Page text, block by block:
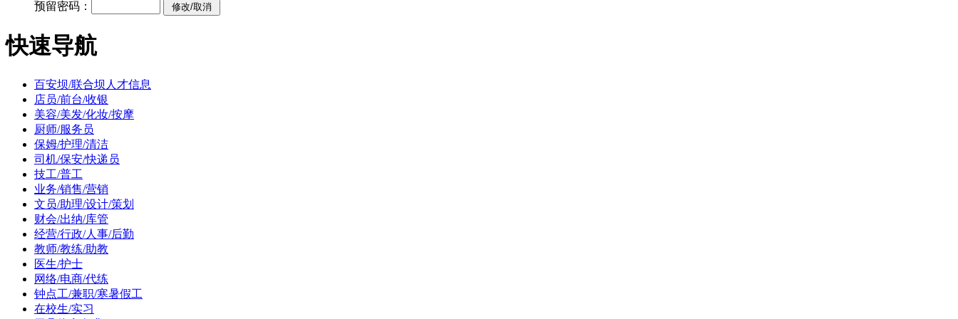
预留密码：
快速导航
百安坝/联合坝人才信息
店员/前台/收银
美容/美发/化妆/按摩
厨师/服务员
保姆/护理/清洁
司机/保安/快递员
技工/普工
业务/销售/营销
文员/助理/设计/策划
财会/出纳/库管
经营/行政/人事/后勤
教师/教练/助教
医生/护士
网络/电商/代练
钟点工/兼职/寒暑假工
在校生/实习